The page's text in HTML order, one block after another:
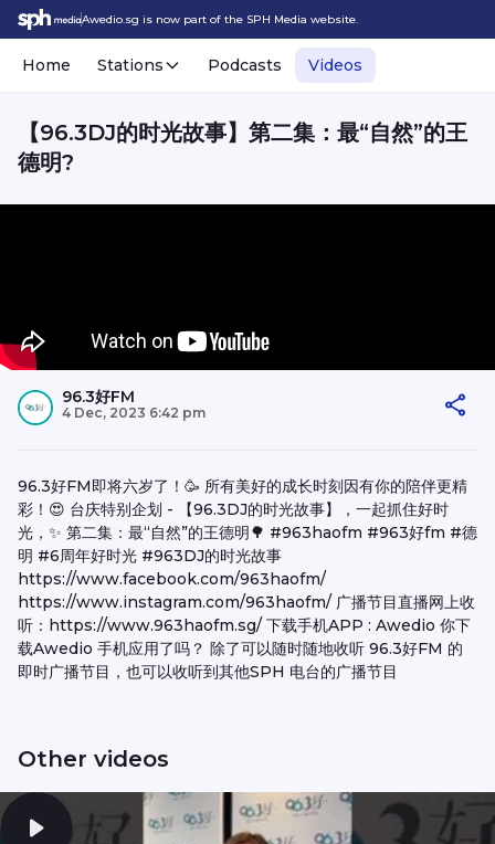
Awedio.sg is now part of the SPH Media website.
Home Stations Podcasts Videos
【96.3DJ的时光故事】第二集：最“自然”的王
德明?
96.3好FM
4 Dec, 2023 6:42 pm
96.3好FM即将六岁了！🥳 所有美好的成长时刻因有你的陪伴更精
彩！😍 台庆特别企划 - 【96.3DJ的时光故事】，一起抓住好时
光，✨ 第二集：最“自然”的王德明🌳 #963haofm #963好fm #德
明 #6周年好时光 #963DJ的时光故事
https://www.facebook.com/963haofm/
https://www.instagram.com/963haofm/ 广播节目直播网上收
听：https://www.963haofm.sg/ 下载手机APP : Awedio 你下
载Awedio 手机应用了吗？ 除了可以随时随地收听 96.3好FM 的
即时广播节目，也可以收听到其他SPH 电台的广播节目
Other videos